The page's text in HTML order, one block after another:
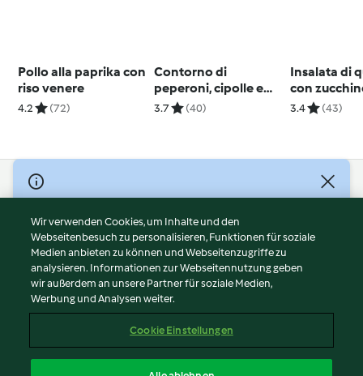
Pollo alla paprika con
riso venere
4.2 (72)
Contorno di
peperoni, cipolle e
mele
3.7 (40)
Insalata di
con
in salsa
3.4 (43)
© Copyright 2026
Nutzungsbedingungen
Datenschutzrichtlinien
Disclaimer
Impressum
Cookies
Abo kündigen
Wir verwenden Cookies, um Inhalte und den
Webseitenbesuch zu personalisieren, Funktionen für soziale
Medien anbieten zu können und Webseitenzugriffe zu
analysieren. Informationen zur Webseitennutzung geben
wir außerdem an unsere Partner für soziale Medien,
Werbung und Analysen weiter.
Cookie Einstellungen